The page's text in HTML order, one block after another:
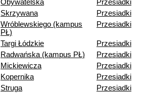
Obywatelska
Przesiadki
Skrzywana
Przesiadki
Wróblewskiego (kampus
PŁ)
Przesiadki
Targi Łódzkie
Przesiadki
Radwańska (kampus PŁ)
Przesiadki
Mickiewicza
Przesiadki
Kopernika
Przesiadki
Struga
Przesiadki